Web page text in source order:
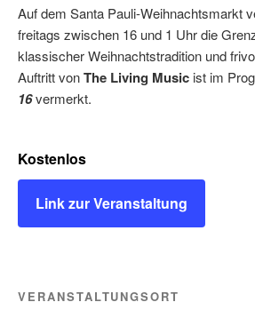
Auf dem Santa Pauli-Weihnachtsmarkt
freitags zwischen 16 und 1 Uhr die
klassischer Weihnachtstradition und
Auftritt vonThe Living Music ist im
16vermerkt.
Kostenlos
Link zur Veranstaltung
VERANSTALTUNGSORT